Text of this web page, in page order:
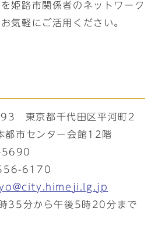
姫路市関係者のネットワーク
気軽にご活用ください。
東京都千代田区平河町2
市センター会館12階
5690
6170
35分から午後5時20分まで